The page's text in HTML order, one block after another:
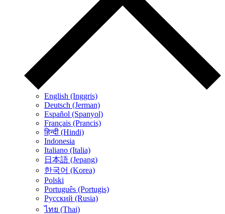
English (Inggris)
Deutsch (Jerman)
Español (Spanyol)
Français (Prancis)
हिन्दी (Hindi)
Indonesia
Italiano (Italia)
日本語 (Jepang)
한국어 (Korea)
Polski
Português (Portugis)
Русский (Rusia)
ไทย (Thai)